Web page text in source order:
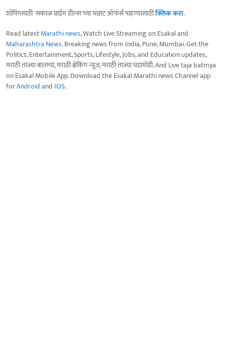
शॉपिंगसाठी 'सकाळ प्राईम डील्स'च्या भन्नाट ऑफर्स पाहण्यासाठीक्लिक करा.
Read latestMarathi news, Watch Live Streaming on Esakal and
Maharashtra News. Breaking news from India, Pune, Mumbai. Get the
Politics, Entertainment, Sports, Lifestyle, Jobs, and Education updates,
मराठी ताज्या बातम्या, मराठी ब्रेकिंग न्यूज, मराठी ताज्या घडामोडी. And Live taja batmya
on Esakal Mobile App. Download the Esakal Marathi news Channel app
forAndroidand IOS.